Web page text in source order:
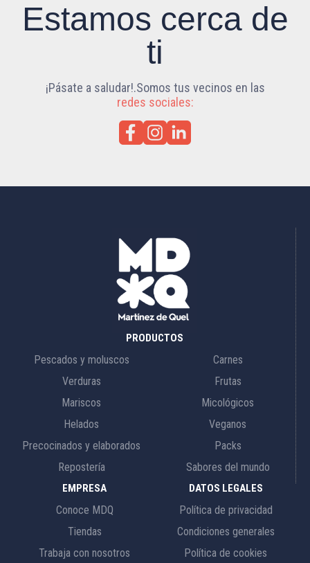
Estamos cerca de
ti
¡Pásate a saludar!.Somos tus vecinos en las
redes sociales:
PRODUCTOS
Pescados y moluscos
Verduras
Mariscos
Helados
Precocinados y elaborados
Repostería
Carnes
Frutas
Micológicos
Veganos
Packs
Sabores del mundo
EMPRESA
Conoce MDQ
Tiendas
Trabaja con nosotros
DATOS LEGALES
Política de privacidad
Condiciones generales
Política de cookies